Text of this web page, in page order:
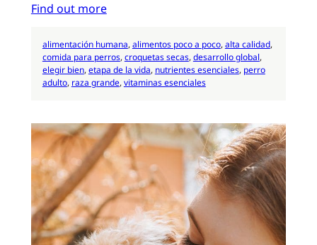
Find out more
alimentación humana, alimentos poco a poco, alta calidad
comida para perros, croquetas secas, desarrollo global
elegir bien, etapa de la vida, nutrientes esenciales, perro
adulto, raza grande, vitaminas esenciales